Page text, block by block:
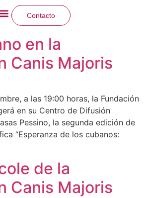
Contacto
en la
Canis Majoris
a las 19:00 horas, la Fundación
en su Centro de Difusión
Pessino, la segunda edición de
“Esperanza de los cubanos:
de la
Canis Majoris